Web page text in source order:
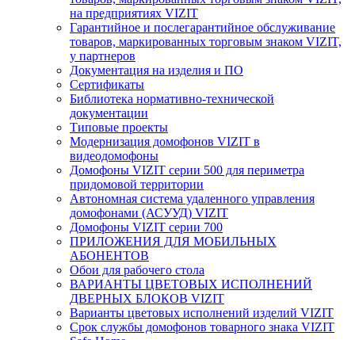
на предприятиях VIZIT
Гарантийное и послегарантийное обслуживание
товаров, маркированных торговым знаком VIZIT,
у партнеров
Документация на изделия и ПО
Сертификаты
Библиотека нормативно-технической
документации
Типовые проекты
Модернизация домофонов VIZIT в
видеодомофоны
Домофоны VIZIT серии 500 для периметра
придомовой территории
Автономная система удаленного управления
домофонами (АСУУД) VIZIT
Домофоны VIZIT серии 700
ПРИЛОЖЕНИЯ ДЛЯ МОБИЛЬНЫХ
АБОНЕНТОВ
Обои для рабочего стола
ВАРИАНТЫ ЦВЕТОВЫХ ИСПОЛНЕНИЙ
ДВЕРНЫХ БЛОКОВ VIZIT
Варианты цветовых исполнений изделий VIZIT
Срок службы домофонов товарного знака VIZIT